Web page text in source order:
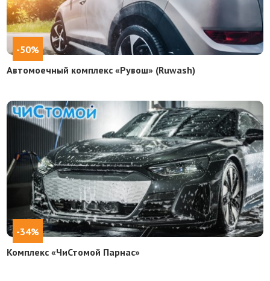
-50%
Автомоечный комплекс «Рувош» (Ruwash)
-34%
Комплекс «ЧиСтомой Парнас»